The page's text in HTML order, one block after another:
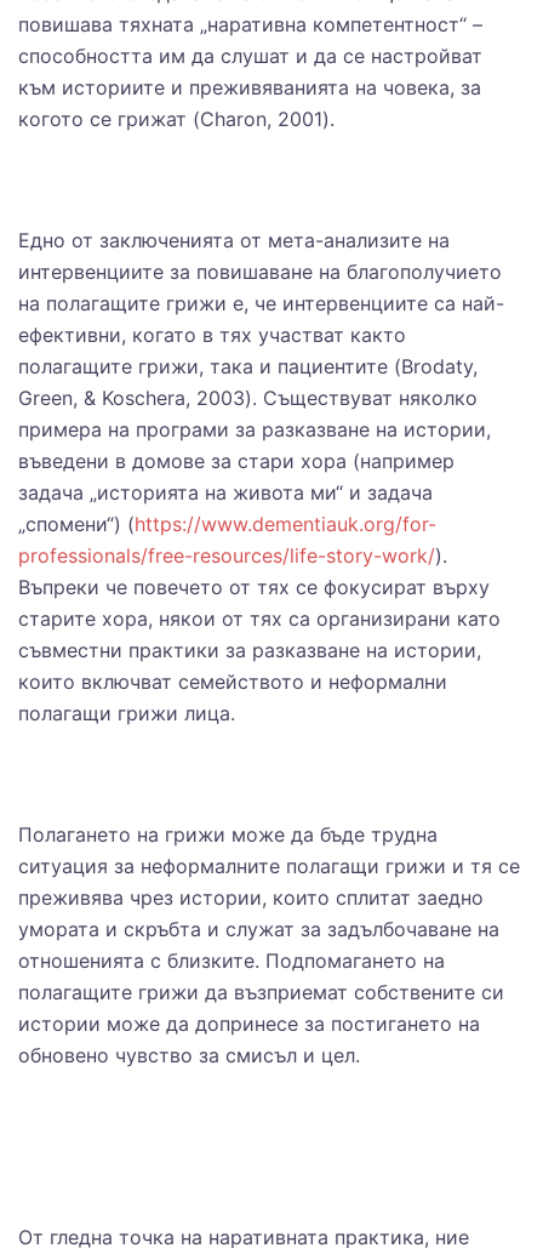
повишава тяхната „наративна компетентност“ –
способността им да слушат и да се настройват
към историите и преживяванията на човека, за
когото се грижат (Charon, 2001).
Едно от заключенията от мета-анализите на
интервенциите за повишаване на благополучието
на полагащите грижи е, че интервенциите са най-
ефективни, когато в тях участват както
полагащите грижи, така и пациентите (Brodaty,
Green, & Koschera, 2003). Съществуват няколко
примера на програми за разказване на истории,
въведени в домове за стари хора (например
задача „историята на живота ми“ и задача
„спомени“) (https://www.dementiauk.org/for-
professionals/free-resources/life-story-work/).
Въпреки че повечето от тях се фокусират върху
старите хора, някои от тях са организирани като
съвместни практики за разказване на истории,
които включват семейството и неформални
полагащи грижи лица.
Полагането на грижи може да бъде трудна
ситуация за неформалните полагащи грижи и тя се
преживява чрез истории, които сплитат заедно
умората и скръбта и служат за задълбочаване на
отношенията с близките. Подпомагането на
полагащите грижи да възприемат собствените си
истории може да допринесе за постигането на
обновено чувство за смисъл и цел.
От гледна точка на наративната практика, ние